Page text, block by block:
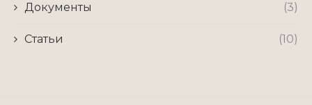
Документы (3)
Статьи (10)